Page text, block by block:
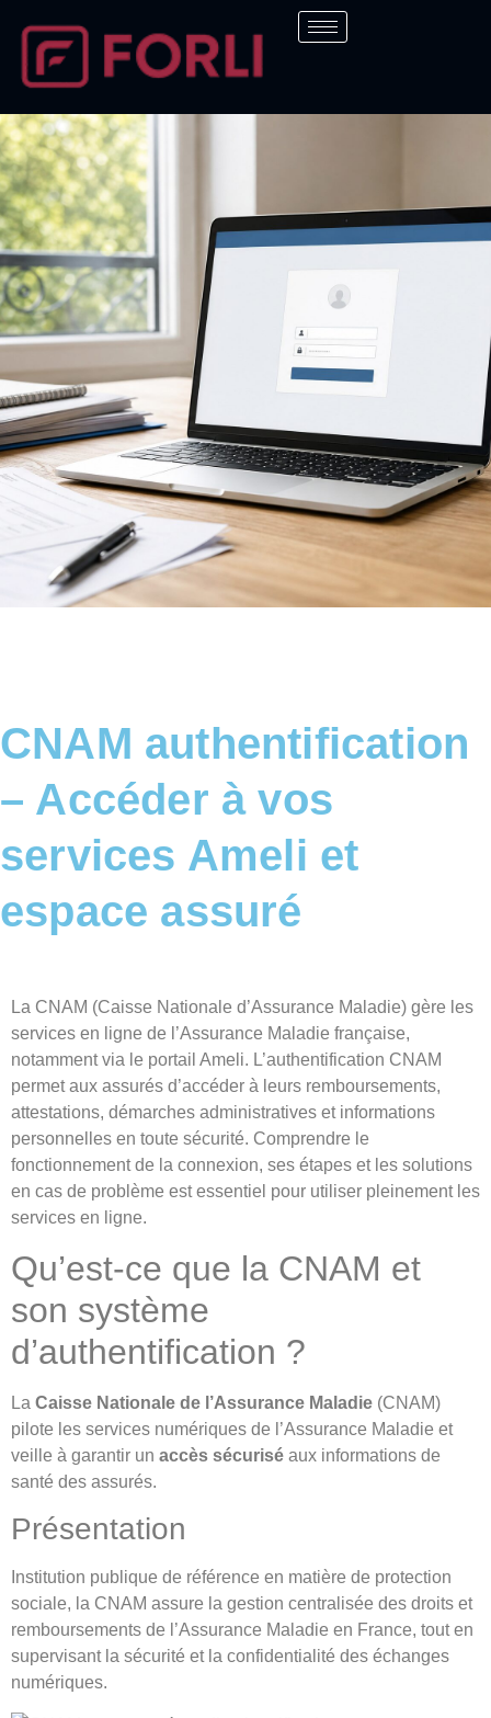
CNAM authentification
– Accéder à vos
services Ameli et
espace assuré
La CNAM (Caisse Nationale d’Assurance Maladie) gère les
services en ligne de l’Assurance Maladie française,
notamment via le portail Ameli. L’authentification CNAM
permet aux assurés d’accéder à leurs remboursements,
attestations, démarches administratives et informations
personnelles en toute sécurité. Comprendre le
fonctionnement de la connexion, ses étapes et les solutions
en cas de problème est essentiel pour utiliser pleinement les
services en ligne.
Qu’est-ce que la CNAM et
son système
d’authentification ?
La Caisse Nationale de l’Assurance Maladie (CNAM)
pilote les services numériques de l’Assurance Maladie et
veille à garantir un accès sécurisé aux informations de
santé des assurés.
Présentation
Institution publique de référence en matière de protection
sociale, la CNAM assure la gestion centralisée des droits et
remboursements de l’Assurance Maladie en France, tout en
supervisant la sécurité et la confidentialité des échanges
numériques.